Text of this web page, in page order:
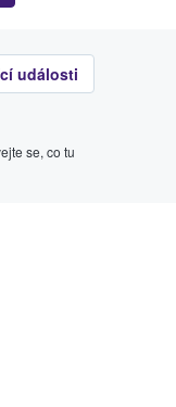
události
se, co tu